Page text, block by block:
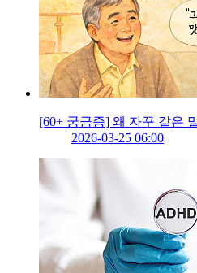
[60+ 궁금증] 왜 자꾸 같은
2026-03-25 06:00